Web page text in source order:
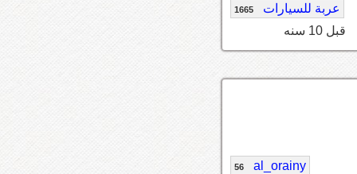
عربة للسيارات 1665
قبل 10 سنه
al_orainy
56